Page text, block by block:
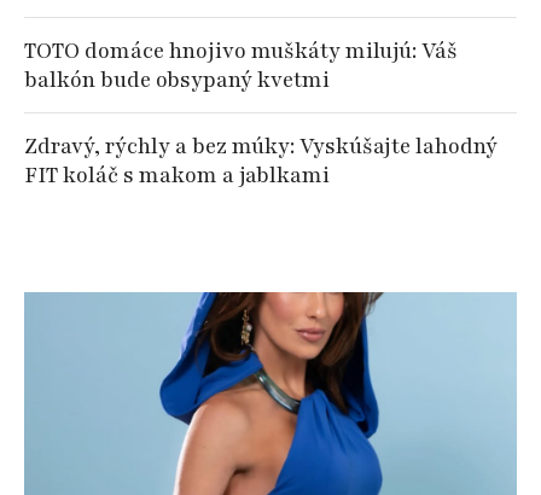
TOTO domáce hnojivo muškáty milujú: Váš
balkón bude obsypaný kvetmi
Zdravý, rýchly a bez múky: Vyskúšajte lahodný
FIT koláč s makom a jablkami